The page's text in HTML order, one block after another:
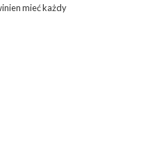
mieć każdy